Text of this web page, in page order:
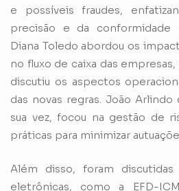
e possíveis fraudes,
precisão e da conformidade
Diana Toledo abordou os
no fluxo de caixa das
discutiu os aspectos
das novas regras. João
sua vez, focou na gestão de
práticas para minimizar
Além disso, foram discutidas
eletrônicas, como a EFD-